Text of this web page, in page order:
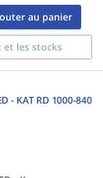
au panier
les stocks
- KAT RD 1000-840